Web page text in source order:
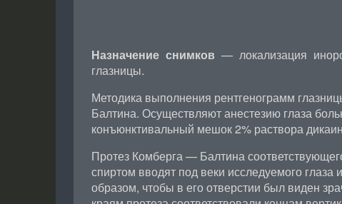
Назначение снимков — локализация
глазницы.
Методика выполнения рентгенограмм
Балтина. Осуществляют анестезию глаза
конъюнктивальный мешок 2% раствора
Протез Комберга — Балтина
спиртом вводят под веки исследуемого глаза
образом, чтобы в его отверстии был виден